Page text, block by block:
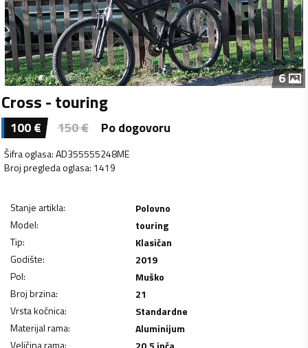
6
Cross - touring
100€ 150€ Po dogovoru
Šifra oglasa:AD355555248ME
Broj pregleda oglasa: 1419
Stanje artikla:
Polovno
Model:
touring
Tip:
Klasičan
Godište:
2019
Pol:
Muško
Broj brzina:
21
Vrsta kočnica:
Standardne
Materijal rama:
Aluminijum
Veličina rama: